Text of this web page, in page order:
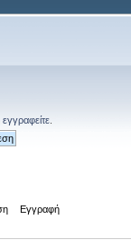
εγγραφείτε
Εγγραφή